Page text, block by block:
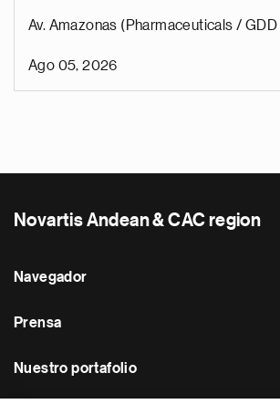
Av. Amazonas (Pharmaceuticals /
Ago 05, 2026
Novartis Andean & CAC region
Navegador
Prensa
Nuestro portafolio